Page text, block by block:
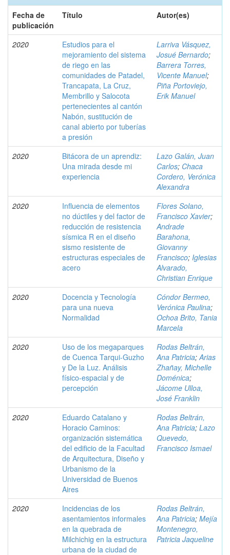
Fecha de
publicación
Título Autor(es)
2020
Estudios para el
mejoramiento del sistema
de riego en las
comunidades de Patadel,
Trancapata, La Cruz,
Membrillo y Salocota
pertenecientes al cantón
Nabón, sustitución de
canal abierto por tuberías
a presión
Larriva Vásquez,
Josué Bernardo;
Barrera Torres,
Vicente Manuel;
Piña Portoviejo,
Erik Manuel
2020
Bitácora de un aprendiz:
Una mirada desde mi
experiencia
Lazo Galán, Juan
Carlos; Chaca
Cordero, Verónica
Alexandra
2020
Influencia de elementos
no dúctiles y del factor de
reducción de resistencia
sísmica R en el diseño
sismo resistente de
estructuras especiales de
acero
Flores Solano,
Francisco Xavier;
Andrade
Barahona,
Giovanny
Francisco; Iglesias
Alvarado,
Christian Enrique
2020
Docencia y Tecnología
para una nueva
Normalidad
Cóndor Bermeo,
Verónica Paulina;
Ochoa Brito, Tania
Marcela
2020
Uso de los megaparques
de Cuenca Tarqui-Guzho
y De la Luz. Análisis
físico-espacial y de
percepción
Rodas Beltrán,
Ana Patricia;Arias
Zhañay, Michelle
Doménica;
Jácome Ulloa,
José Franklin
2020
Eduardo Catalano y
Horacio Caminos:
organización sistemática
del edificio de la Facultad
de Arquitectura, Diseño y
Urbanismo de la
Universidad de Buenos
Aires
Rodas Beltrán,
Ana Patricia; Lazo
Quevedo,
Francisco Ismael
2020
Incidencias de los
asentamientos informales
en la quebrada de
Milchichig en la estructura
urbana de la ciudad de
Rodas Beltrán,
Ana Patricia; Mejía
Montenegro,
Patricia Jaqueline